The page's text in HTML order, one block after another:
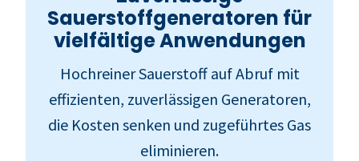
Sauerstoffgeneratoren für
vielfältige Anwendungen
Hochreiner Sauerstoff auf Abruf mit
effizienten, zuverlässigen Generatoren,
die Kosten senken und zugeführtes Gas
eliminieren.